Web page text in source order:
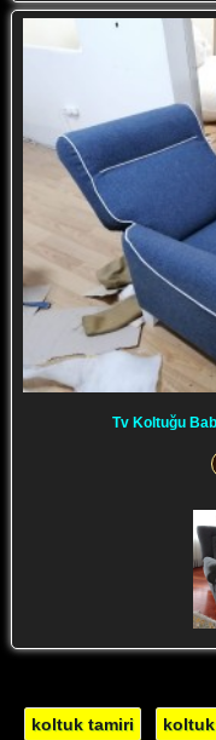
Tv Koltuğu
koltuk tamiri